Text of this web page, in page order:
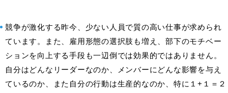
競争が激化する昨今、少ない人員で質の高い仕事が求められ
ています。また、雇用形態の選択肢も増え、部下のモチベー
ションを向上する手段も一辺倒では効果的ではありません。
自分はどんなリーダーなのか、メンバーにどんな影響を与え
ているのか、また自分の行動は生産的なのか、特に１+１＝２